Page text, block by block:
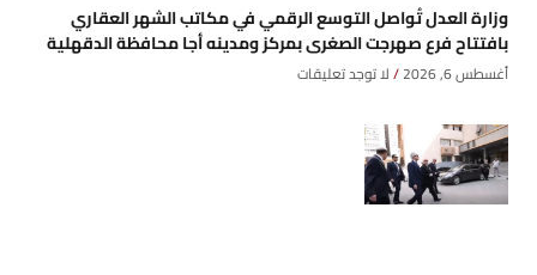
وزارة العدل تُواصل التوسع الرقمي في مكاتب الشهر العقاري
بافتتاح فرع صهرجت الصغرى بمركز ومدينه أجا محافظة الدقهلية
أغسطس 6, 2026 لا توجد تعليقات